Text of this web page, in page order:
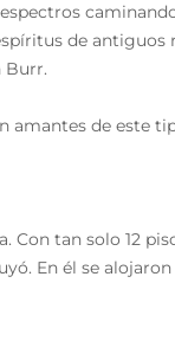
de antiguos
Burr.
de este
Con tan solo 12
En él se